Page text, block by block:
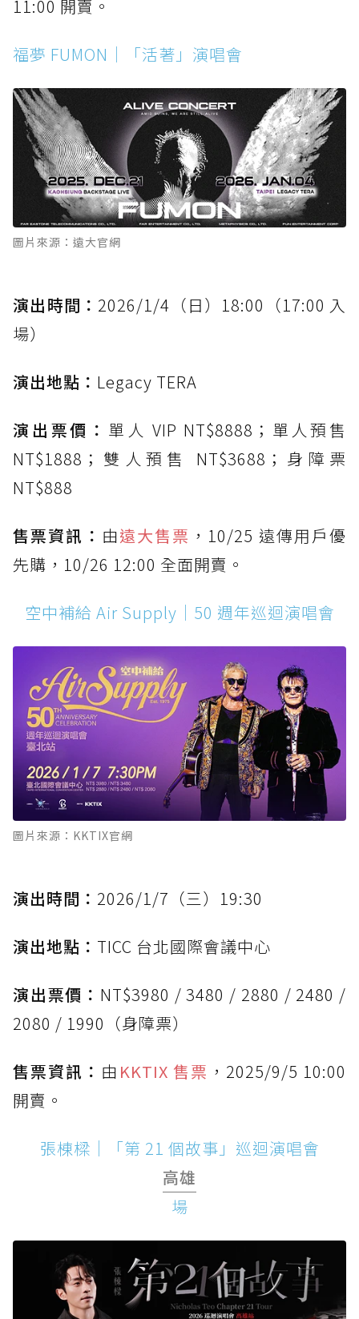
11:00 開賣。
福夢 FUMON｜「活著」演唱會
圖片來源：遠大官網
演出時間： 2026/1/4（日）18:00（17:00 入
場）
演出地點： Legacy TERA
演出票價： 單人 VIP NT$8888；單人預售
NT$1888；雙人預售 NT$3688；身障票
NT$888
售票資訊： 由遠大售票 ，10/25 遠傳用戶優
先購，10/26 12:00 全面開賣。
空中補給 Air Supply｜50 週年巡迴演唱會
圖片來源：KKTIX官網
演出時間： 2026/1/7（三）19:30
演出地點： TICC 台北國際會議中心
演出票價： NT$3980 / 3480 / 2880 / 2480 /
2080 / 1990（身障票）
售票資訊： 由 KKTIX 售票 ，2025/9/5 10:00
開賣。
張棟樑｜「第 21 個故事」巡迴演唱會
高雄
場